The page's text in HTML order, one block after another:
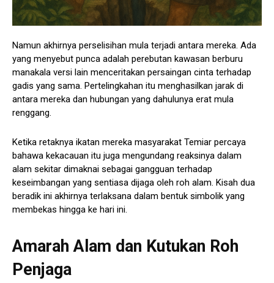
Namun akhirnya perselisihan mula terjadi antara mereka. Ada
yang menyebut punca adalah perebutan kawasan berburu
manakala versi lain menceritakan persaingan cinta terhadap
gadis yang sama. Pertelingkahan itu menghasilkan jarak di
antara mereka dan hubungan yang dahulunya erat mula
renggang.
Ketika retaknya ikatan mereka masyarakat Temiar percaya
bahawa kekacauan itu juga mengundang reaksinya dalam
alam sekitar dimaknai sebagai gangguan terhadap
keseimbangan yang sentiasa dijaga oleh roh alam. Kisah dua
beradik ini akhirnya terlaksana dalam bentuk simbolik yang
membekas hingga ke hari ini.
Amarah Alam dan Kutukan Roh
Penjaga